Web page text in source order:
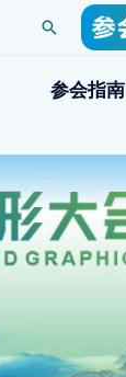
搜
参会指南